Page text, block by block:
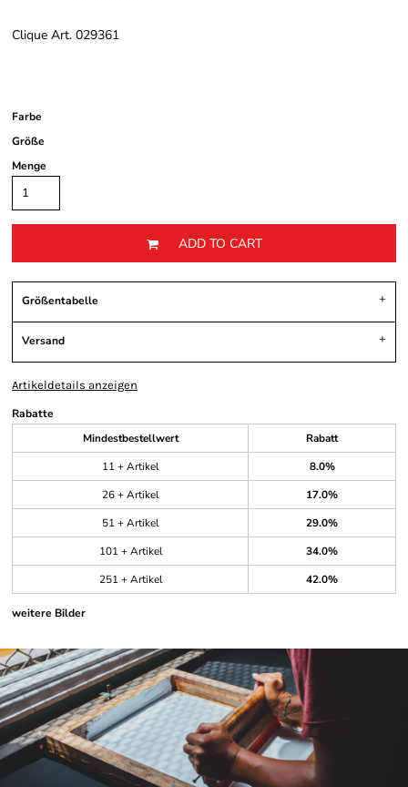
Clique Art. 029361
Farbe
Größe
Menge
ADD TO CART
Größentabelle
Versand
Artikeldetails anzeigen
Rabatte
Mindestbestellwert
Rabatt
11 + Artikel
8.0%
26 + Artikel
17.0%
51 + Artikel
29.0%
101 + Artikel
34.0%
251 + Artikel
42.0%
weitere Bilder